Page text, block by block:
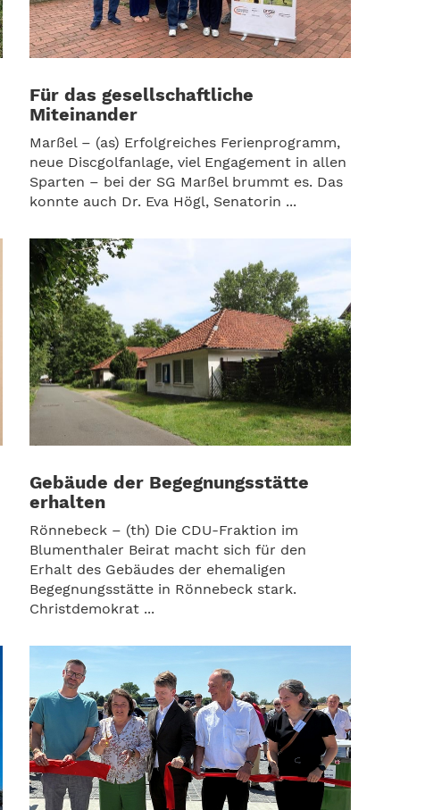
Für das gesellschaftliche
Miteinander
Marßel – (as) Erfolgreiches Ferienprogramm,
neue Discgolfanlage, viel Engagement in allen
Sparten – bei der SG Marßel brummt es. Das
konnte auch Dr. Eva Högl, Senatorin ...
Gebäude der Begegnungsstätte
erhalten
Rönnebeck – (th) Die CDU-Fraktion im
Blumenthaler Beirat macht sich für den
Erhalt des Gebäudes der ehemaligen
Begegnungsstätte in Rönnebeck stark.
Christdemokrat ...